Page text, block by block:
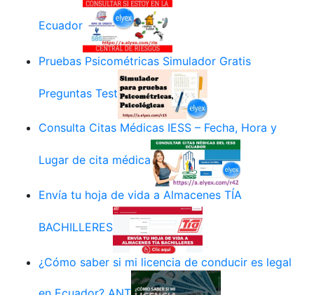
Ecuador
Pruebas Psicométricas Simulador Gratis
Preguntas Test
Consulta Citas Médicas IESS – Fecha, Hora y
Lugar de cita médica
Envía tu hoja de vida a Almacenes TÍA
BACHILLERES
¿Cómo saber si mi licencia de conducir es legal